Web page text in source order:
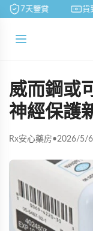
7天鑒賞 貨
威而鋼或
神經保護
Rx安心藥房•2026/5/6